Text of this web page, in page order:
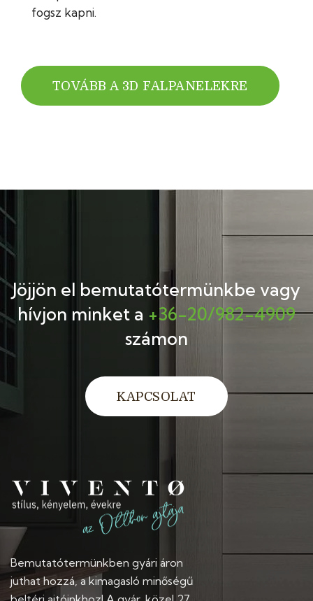
fogsz kapni.
TOVÁBB A 3D FALPANELEKRE
Jöjjön el bemutatótermünkbe vagy
hívjon minket a +36-20/982-4909
számon
KAPCSOLAT
Bemutatótermünkben gyári áron
juthat hozzá, a kimagasló minőségű